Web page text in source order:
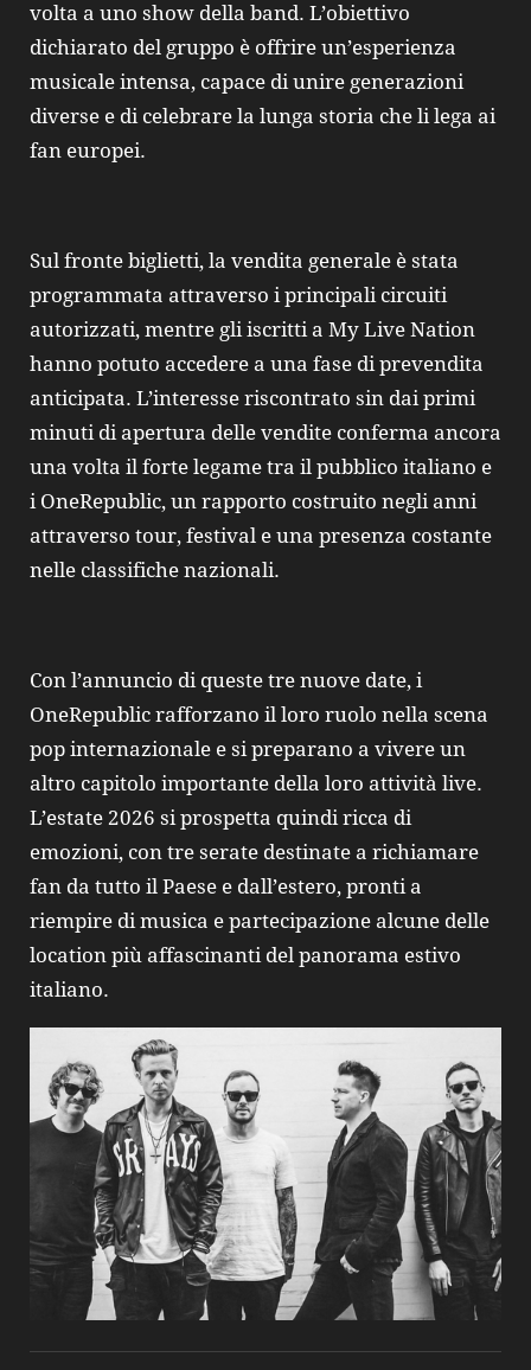
volta a uno show della band. L’obiettivo
dichiarato del gruppo è offrire un’esperienza
musicale intensa, capace di unire generazioni
diverse e di celebrare la lunga storia che li lega ai
fan europei.
Sul fronte biglietti, la vendita generale è stata
programmata attraverso i principali circuiti
autorizzati, mentre gli iscritti a My Live Nation
hanno potuto accedere a una fase di prevendita
anticipata. L’interesse riscontrato sin dai primi
minuti di apertura delle vendite conferma ancora
una volta il forte legame tra il pubblico italiano e
i OneRepublic, un rapporto costruito negli anni
attraverso tour, festival e una presenza costante
nelle classifiche nazionali.
Con l’annuncio di queste tre nuove date, i
OneRepublic rafforzano il loro ruolo nella scena
pop internazionale e si preparano a vivere un
altro capitolo importante della loro attività live.
L’estate 2026 si prospetta quindi ricca di
emozioni, con tre serate destinate a richiamare
fan da tutto il Paese e dall’estero, pronti a
riempire di musica e partecipazione alcune delle
location più affascinanti del panorama estivo
italiano.